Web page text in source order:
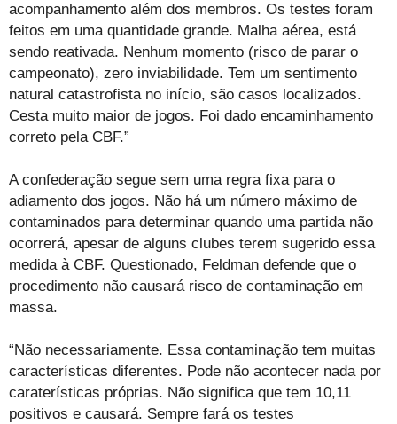
acompanhamento além dos membros. Os testes foram
feitos em uma quantidade grande. Malha aérea, está
sendo reativada. Nenhum momento (risco de parar o
campeonato), zero inviabilidade. Tem um sentimento
natural catastrofista no início, são casos localizados.
Cesta muito maior de jogos. Foi dado encaminhamento
correto pela CBF.”
A confederação segue sem uma regra fixa para o
adiamento dos jogos. Não há um número máximo de
contaminados para determinar quando uma partida não
ocorrerá, apesar de alguns clubes terem sugerido essa
medida à CBF. Questionado, Feldman defende que o
procedimento não causará risco de contaminação em
massa.
“Não necessariamente. Essa contaminação tem muitas
características diferentes. Pode não acontecer nada por
caraterísticas próprias. Não significa que tem 10,11
positivos e causará. Sempre fará os testes